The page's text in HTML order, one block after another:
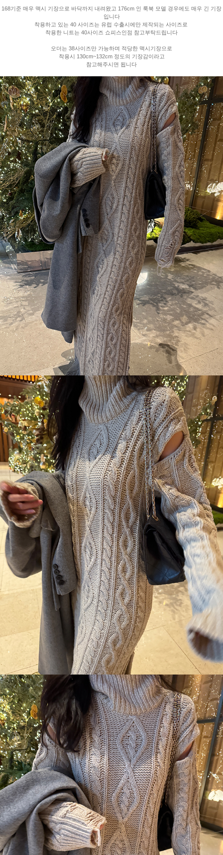
168기준 매우 맥시 기장으로 바닥까지 내려왔고 176cm 인 룩북 모델 경우에도 매우 긴 기장
입니다
착용하고 있는 40 사이즈는 유럽 수출시에만 제작되는 사이즈로
착용한 니트는 40사이즈 쇼피스인점 참고부탁드립니다
오더는 38사이즈만 가능하며 적당한 맥시기장으로
착용시 130cm~132cm 정도의 기장감이라고
참고해주시면 됩니다